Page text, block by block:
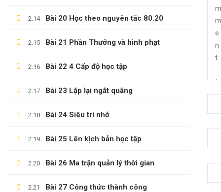
2.14 Bài 20 Học theo nguyên tắc 80.20
2.15 Bài 21 Phần Thưởng và hình phạt
2.16 Bài 22 4 Cấp độ học tập
2.17 Bài 23 Lặp lại ngắt quãng
2.18 Bài 24 Siêu trí nhớ
2.19 Bài 25 Lên kịch bản học tập
2.20 Bài 26 Ma trận quản lý thời gian
2.21
Bài 27 Công thức thành công
duymillionaires @gmail.com